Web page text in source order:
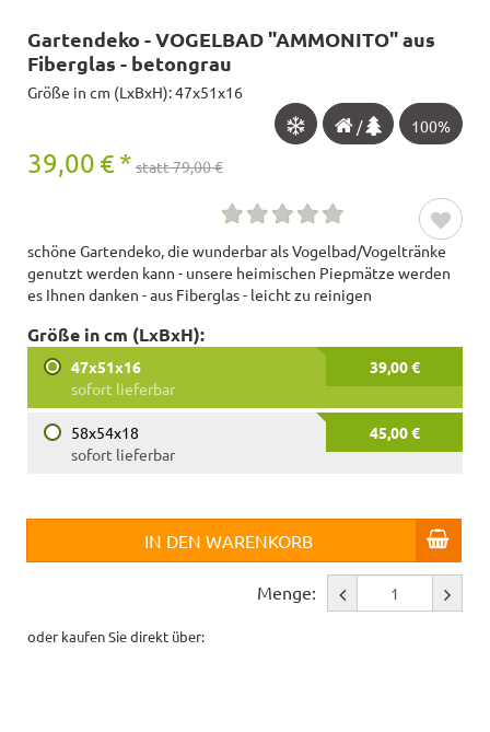
Gartendeko - VOGELBAD "AMMONITO" aus
Fiberglas - betongrau
Größe in cm (LxBxH): 47x51x16
100%
/
39,00 € * statt 79,00 €
schöne Gartendeko, die wunderbar als Vogelbad/Vogeltränke
genutzt werden kann - unsere heimischen Piepmätze werden
es Ihnen danken - aus Fiberglas - leicht zu reinigen
Größe in cm (LxBxH):
47x51x16
39,00 €
sofort lieferbar
58x54x18
45,00 €
sofort lieferbar
IN DEN WARENKORB
Menge:
oder kaufen Sie direkt über: